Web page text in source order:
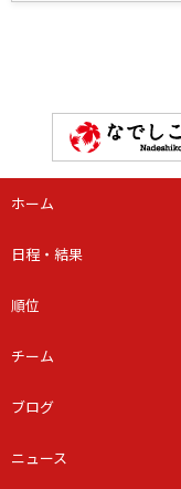
ホーム
日程・結果
順位
チーム
ブログ
ニュース